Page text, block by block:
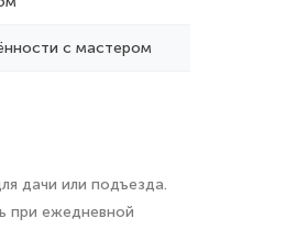
с мастером
дачи или подъезда.
при ежедневной